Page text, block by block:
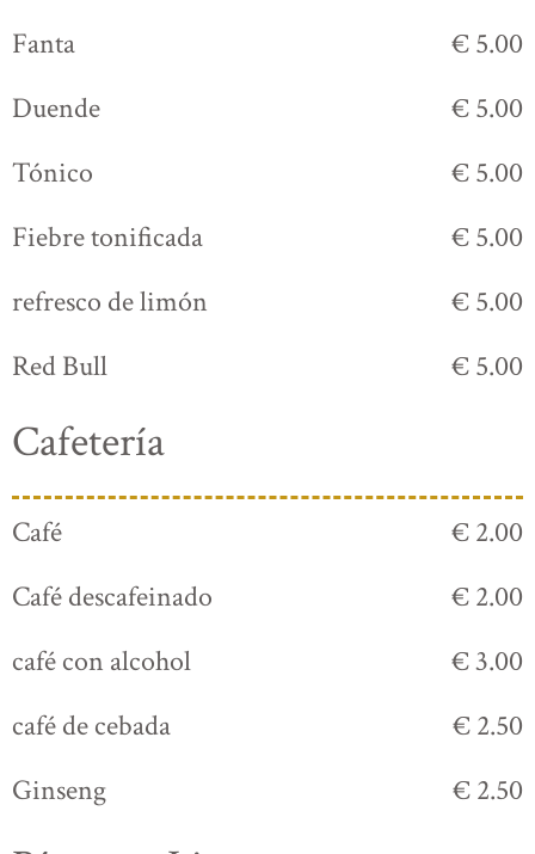
Fanta
€ 5.00
Duende
€ 5.00
Tónico
€ 5.00
Fiebre tonificada
€ 5.00
refresco de limón
€ 5.00
Red Bull
€ 5.00
Cafetería
Café
€ 2.00
Café descafeinado
€ 2.00
café con alcohol
€ 3.00
café de cebada
€ 2.50
Ginseng
€ 2.50